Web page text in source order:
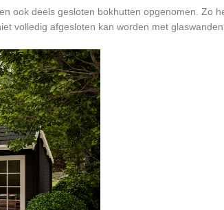
ook deels gesloten bokhutten opgenomen. Zo
volledig afgesloten kan worden met